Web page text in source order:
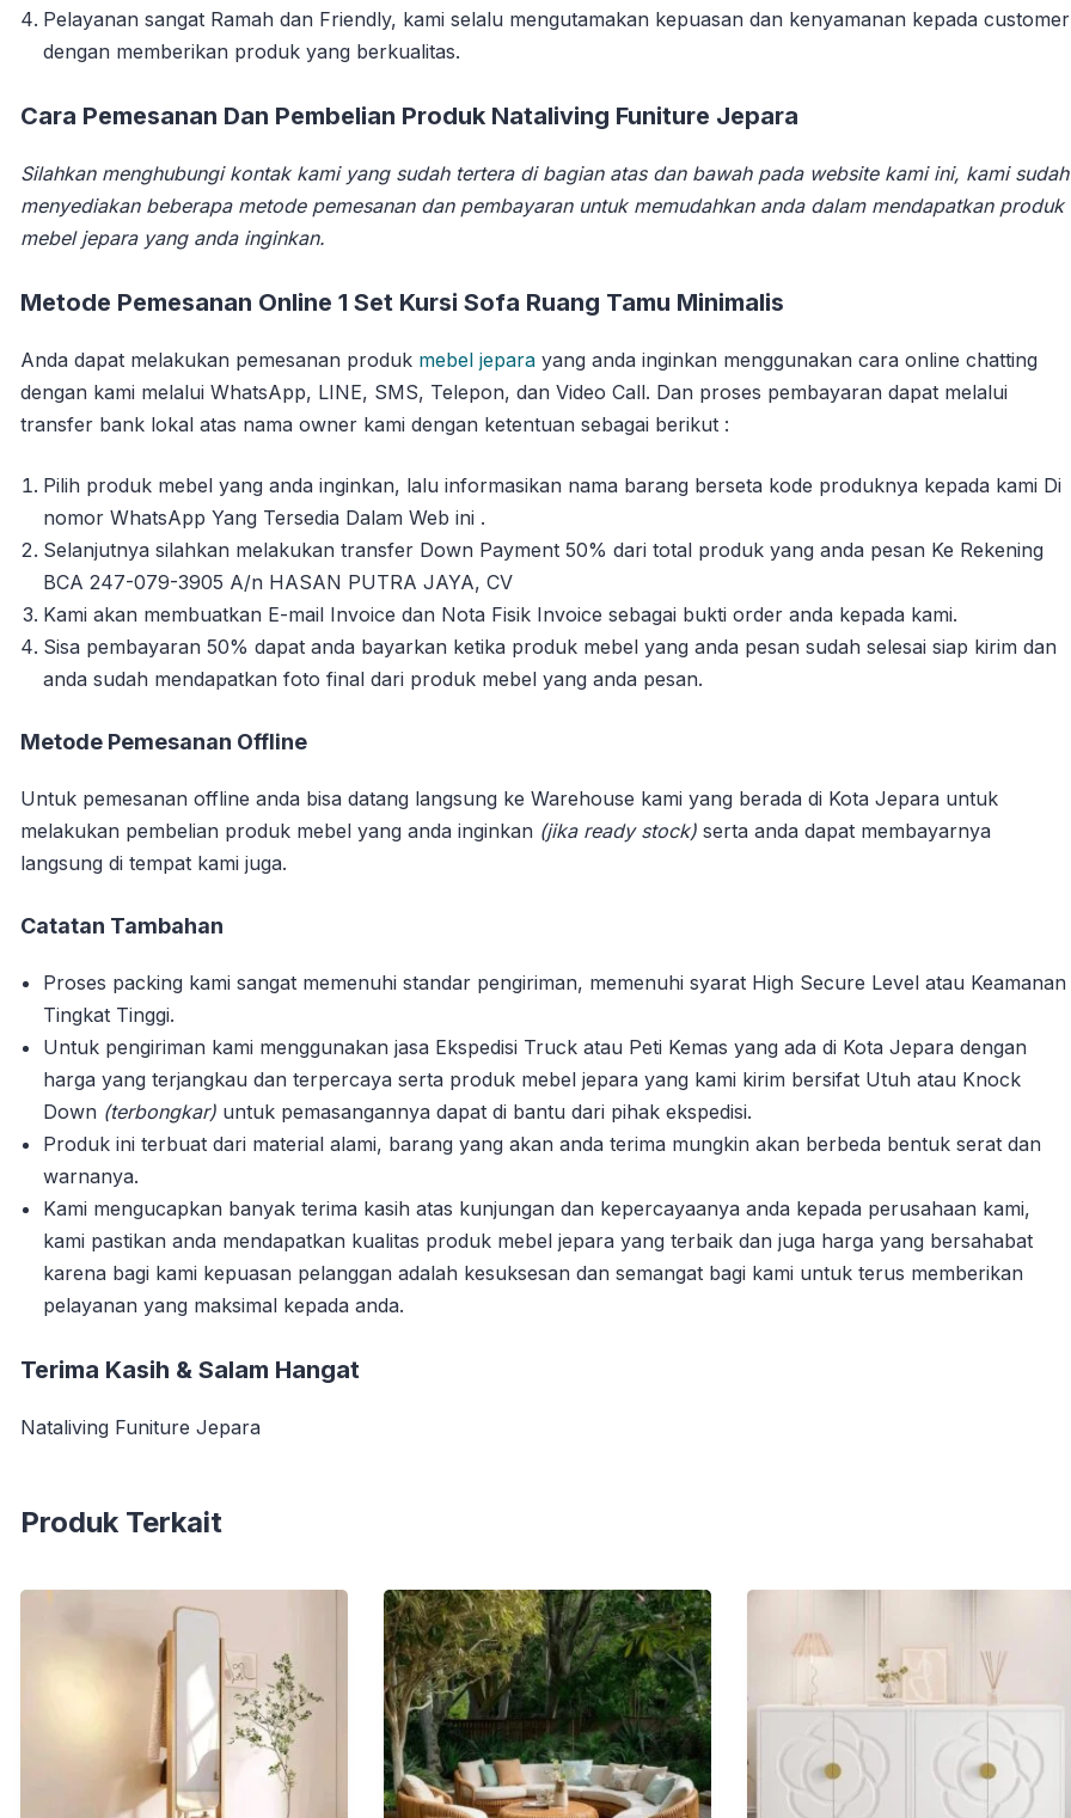
Pelayanan sangat Ramah dan Friendly, kami selalu mengutamakan kepuasan dan kenyamanan kepada customer
dengan memberikan produk yang berkualitas.
Cara Pemesanan Dan Pembelian Produk Nataliving Funiture Jepara
Silahkan menghubungi kontak kami yang sudah tertera di bagian atas dan bawah pada website kami ini, kami sudah
menyediakan beberapa metode pemesanan dan pembayaran untuk memudahkan anda dalam mendapatkan produk
mebel jepara yang anda inginkan.
Metode Pemesanan Online 1 Set Kursi Sofa Ruang Tamu Minimalis
Anda dapat melakukan pemesanan produk mebel jepara yang anda inginkan menggunakan cara online chatting
dengan kami melalui WhatsApp, LINE, SMS, Telepon, dan Video Call. Dan proses pembayaran dapat melalui
transfer bank lokal atas nama owner kami dengan ketentuan sebagai berikut :
Pilih produk mebel yang anda inginkan, lalu informasikan nama barang berseta kode produknya kepada kami Di
nomor WhatsApp Yang Tersedia Dalam Web ini .
Selanjutnya silahkan melakukan transfer Down Payment 50% dari total produk yang anda pesan Ke Rekening
BCA 247-079-3905 A/n HASAN PUTRA JAYA, CV
Kami akan membuatkan E-mail Invoice dan Nota Fisik Invoice sebagai bukti order anda kepada kami.
Sisa pembayaran 50% dapat anda bayarkan ketika produk mebel yang anda pesan sudah selesai siap kirim dan
anda sudah mendapatkan foto final dari produk mebel yang anda pesan.
Metode Pemesanan Offline
Untuk pemesanan offline anda bisa datang langsung ke Warehouse kami yang berada di Kota Jepara untuk
melakukan pembelian produk mebel yang anda inginkan (jika ready stock) serta anda dapat membayarnya
langsung di tempat kami juga.
Catatan Tambahan
Proses packing kami sangat memenuhi standar pengiriman, memenuhi syarat High Secure Level atau Keamanan
Tingkat Tinggi.
Untuk pengiriman kami menggunakan jasa Ekspedisi Truck atau Peti Kemas yang ada di Kota Jepara dengan
harga yang terjangkau dan terpercaya serta produk mebel jepara yang kami kirim bersifat Utuh atau Knock
Down (terbongkar) untuk pemasangannya dapat di bantu dari pihak ekspedisi.
Produk ini terbuat dari material alami, barang yang akan anda terima mungkin akan berbeda bentuk serat dan
warnanya.
Kami mengucapkan banyak terima kasih atas kunjungan dan kepercayaanya anda kepada perusahaan kami,
kami pastikan anda mendapatkan kualitas produk mebel jepara yang terbaik dan juga harga yang bersahabat
karena bagi kami kepuasan pelanggan adalah kesuksesan dan semangat bagi kami untuk terus memberikan
pelayanan yang maksimal kepada anda.
Terima Kasih & Salam Hangat
Nataliving Funiture Jepara
Produk Terkait